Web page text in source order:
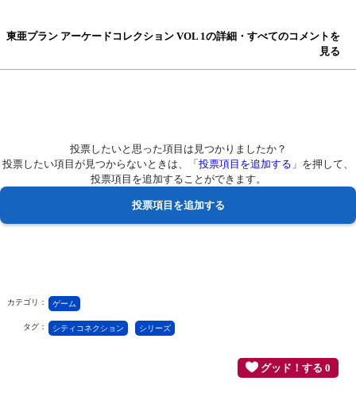
東亜プラン アーケードコレクション VOL 1の詳細・すべてのコメントを
見る
投票したいと思った項目は見つかりましたか？
投票したい項目が見つからないときは、「 投票項目を追加する 」を押して、
投票項目を追加することができます。
カテゴリ： ゲーム
タグ： シティコネクション シリーズ
グッド！する 0